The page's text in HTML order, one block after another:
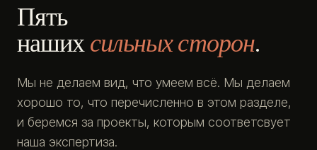
Пять
нашихсильных сторон.
Мы не делаем вид, что умеем всё. Мы делаем
хорошо то, что перечисленно в этом разделе,
и беремся за проекты, которым соответсвует
наша экспертиза.